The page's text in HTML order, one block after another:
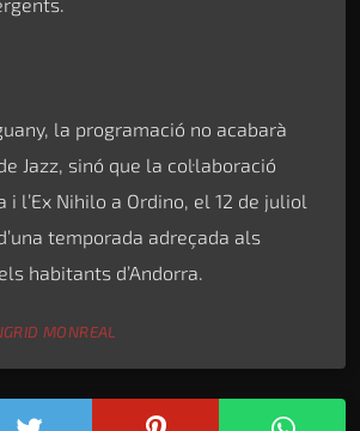
la programació no acabarà
Jazz, sinó que la col·laboració
i l’Ex Nihilo a Ordino, el 12 de juliol
temporada adreçada als
habitants d’Andorra.
MONREAL